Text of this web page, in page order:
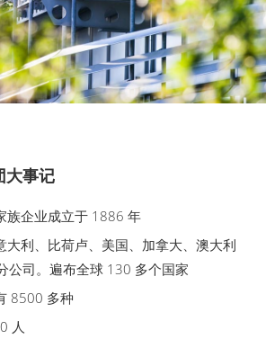
事记
族企业成立于 1886 年
大利、比荷卢、美国、加拿大、澳大利
公司。遍布全球 130 多个国家
8500 多种
人